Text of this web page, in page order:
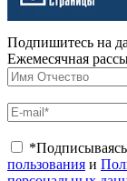
Подпишитесь на
Ежемесячная
*Подписываясь
пользования и